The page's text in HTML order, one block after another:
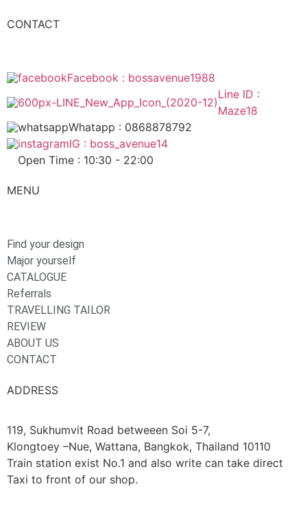
CONTACT
Facebook : bossavenue1988
Line ID :
Maze18
Whatapp : 0868878792
IG : boss_avenue14
Open Time : 10:30 - 22:00
MENU
Find your design
Major yourself
CATALOGUE
Referrals
TRAVELLING TAILOR
REVIEW
ABOUT US
CONTACT
ADDRESS
119, Sukhumvit Road betweeen Soi 5-7,
Klongtoey –Nue, Wattana, Bangkok, Thailand 10110
Train station exist No.1 and also write can take direct
Taxi to front of our shop.